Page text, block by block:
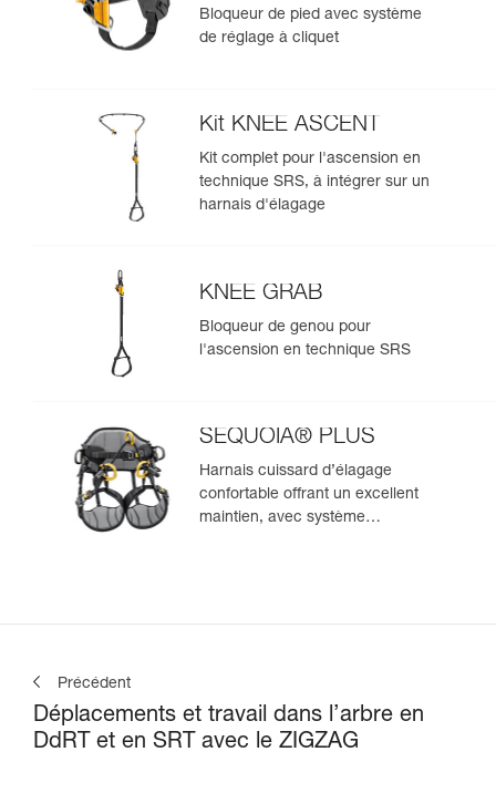
Bloqueur de pied avec système
de réglage à cliquet
Kit KNEE ASCENT
Kit complet pour l'ascension en
technique SRS, à intégrer sur un
harnais d'élagage
KNEE GRAB
Bloqueur de genou pour
l'ascension en technique SRS
SEQUOIA® PLUS
Harnais cuissard d’élagage
confortable offrant un excellent
maintien, avec système
Précédent
Déplacements et travail dans l’arbre en
DdRT et en SRT avec le ZIGZAG